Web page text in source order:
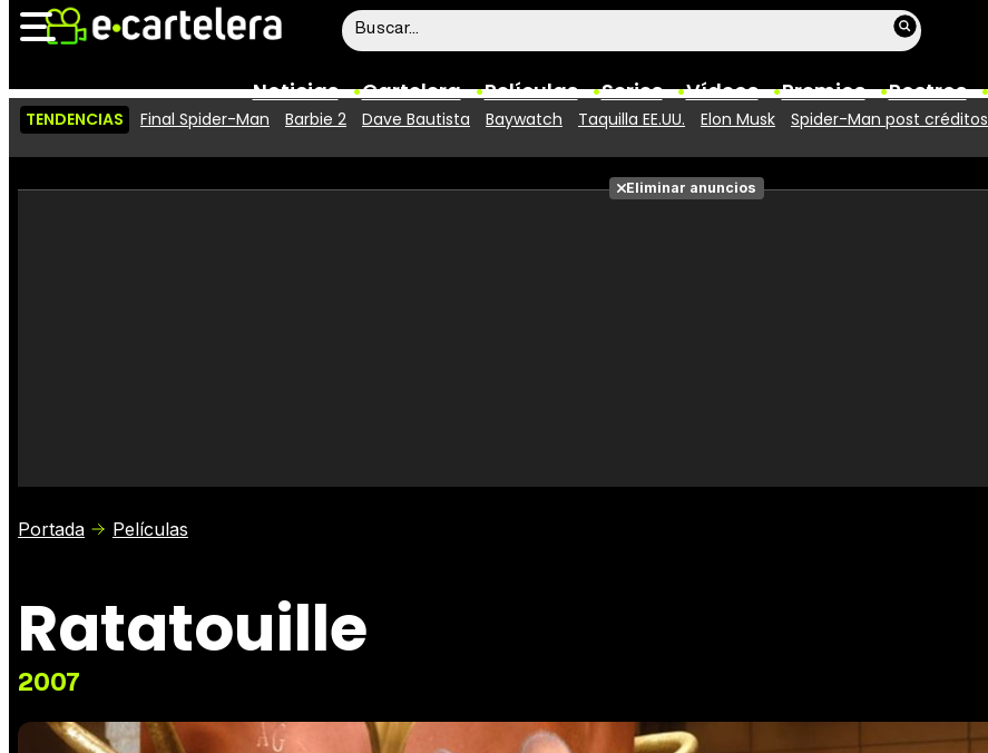
Noticias Cartelera Películas Series Vídeos Premios Rostros
Vídeos
Taquilla Fotos
TENDENCIAS Final Spider-Man Barbie 2 Dave Bautista Baywatch Taquilla EE.UU. Elon Musk Spider-Man post créditos
Eliminar anuncios
Portada Películas
Ratatouille
2007